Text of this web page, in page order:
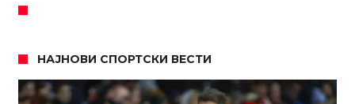
НАЈНОВИ СПОРТСКИ ВЕСТИ